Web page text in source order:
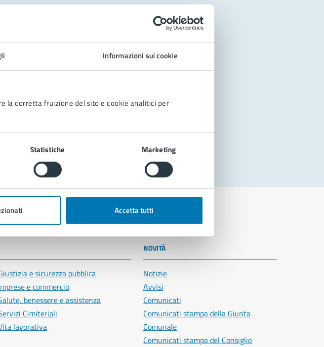
Informazioni sui cookie
la corretta fruizione del sito e cookie analitici per
Statistiche Marketing
Accetta tutti
e sicurezza pubblica
e commercio
benessere e assistenza
Cimiteriali
lavorativa
NOVITÀ
Notizie
Avvisi
Comunicati
Comunicati stampa della Giunta
Comunale
Comunicati stampa del Consiglio